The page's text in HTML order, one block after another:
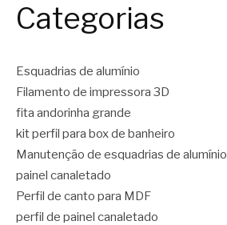
Categorias
Esquadrias de alumínio
Filamento de impressora 3D
fita andorinha grande
kit perfil para box de banheiro
Manutenção de esquadrias de alumínio
painel canaletado
Perfil de canto para MDF
perfil de painel canaletado